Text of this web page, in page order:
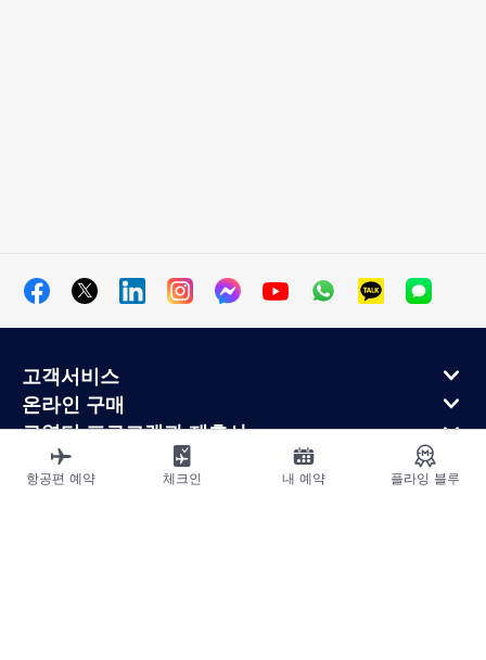
고객서비스
온라인 구매
로열티 프로그램과 제휴사
에어프랑스 정보
에어프랑스 모바일 앱
항공편 예약 체크인 내 예약 플라잉 블루